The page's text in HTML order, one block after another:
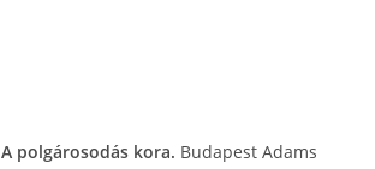
A polgárosodás kora. Budapest Adams